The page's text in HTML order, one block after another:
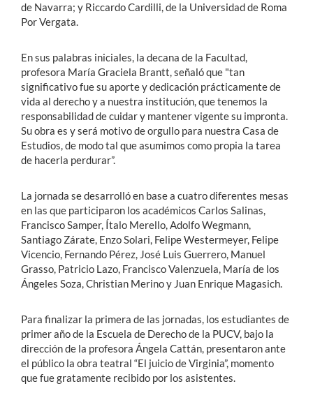
de Navarra; y Riccardo Cardilli, de la Universidad de Roma
Por Vergata.
En sus palabras iniciales, la decana de la Facultad,
profesora María Graciela Brantt, señaló que "tan
significativo fue su aporte y dedicación prácticamente de
vida al derecho y a nuestra institución, que tenemos la
responsabilidad de cuidar y mantener vigente su impronta.
Su obra es y será motivo de orgullo para nuestra Casa de
Estudios, de modo tal que asumimos como propia la tarea
de hacerla perdurar”.
La jornada se desarrolló en base a cuatro diferentes mesas
en las que participaron los académicos Carlos Salinas,
Francisco Samper, Ítalo Merello, Adolfo Wegmann,
Santiago Zárate, Enzo Solari, Felipe Westermeyer, Felipe
Vicencio, Fernando Pérez, José Luis Guerrero, Manuel
Grasso, Patricio Lazo, Francisco Valenzuela, María de los
Ángeles Soza, Christian Merino y Juan Enrique Magasich.
Para finalizar la primera de las jornadas, los estudiantes de
primer año de la Escuela de Derecho de la PUCV, bajo la
dirección de la profesora Ángela Cattán, presentaron ante
el público la obra teatral “El juicio de Virginia”, momento
que fue gratamente recibido por los asistentes.